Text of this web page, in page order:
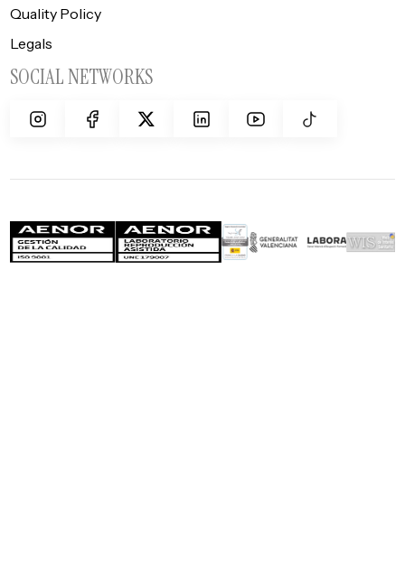
Quality Policy
Legals
SOCIAL NETWORKS